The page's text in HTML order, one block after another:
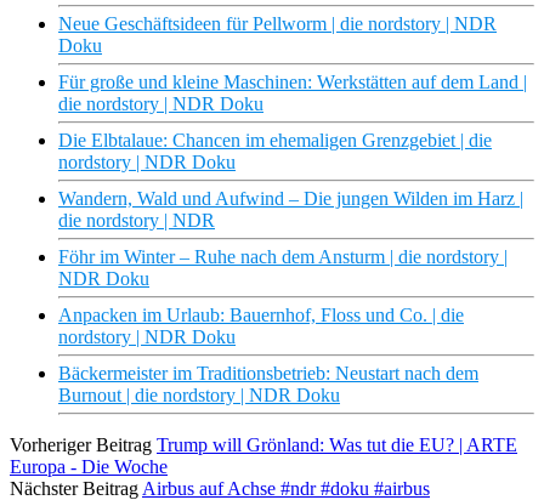
Neue Geschäftsideen für Pellworm | die nordstory | NDR
Doku
Für große und kleine Maschinen: Werkstätten auf dem Land |
die nordstory | NDR Doku
Die Elbtalaue: Chancen im ehemaligen Grenzgebiet | die
nordstory | NDR Doku
Wandern, Wald und Aufwind – Die jungen Wilden im Harz |
die nordstory | NDR
Föhr im Winter – Ruhe nach dem Ansturm | die nordstory |
NDR Doku
Anpacken im Urlaub: Bauernhof, Floss und Co. | die
nordstory | NDR Doku
Bäckermeister im Traditionsbetrieb: Neustart nach dem
Burnout | die nordstory | NDR Doku
Vorheriger Beitrag Trump will Grönland: Was tut die EU? | ARTE
Europa - Die Woche
Nächster Beitrag Airbus auf Achse #ndr #doku #airbus